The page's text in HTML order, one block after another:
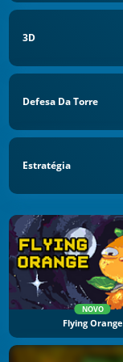
3D
Defesa Da Torre
Estratégia
NOVO
Flying Orange